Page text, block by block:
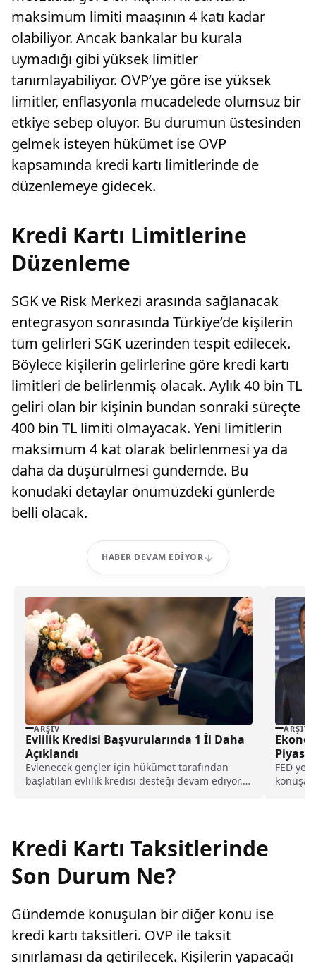
maksimum limiti maaşının 4 katı kadar
olabiliyor. Ancak bankalar bu kurala
uymadığı gibi yüksek limitler
tanımlayabiliyor. OVP’ye göre ise yüksek
limitler, enflasyonla mücadelede olumsuz bir
etkiye sebep oluyor. Bu durumun üstesinden
gelmek isteyen hükümet ise OVP
kapsamında kredi kartı limitlerinde de
düzenlemeye gidecek.
Kredi Kartı Limitlerine
Düzenleme
SGK ve Risk Merkezi arasında sağlanacak
entegrasyon sonrasında Türkiye’de kişilerin
tüm gelirleri SGK üzerinden tespit edilecek.
Böylece kişilerin gelirlerine göre kredi kartı
limitleri de belirlenmiş olacak. Aylık 40 bin TL
geliri olan bir kişinin bundan sonraki süreçte
400 bin TL limiti olmayacak. Yeni limitlerin
maksimum 4 kat olarak belirlenmesi ya da
daha da düşürülmesi gündemde. Bu
konudaki detaylar önümüzdeki günlerde
belli olacak.
HABER DEVAM EDIYOR
ARŞIV
Evlilik Kredisi Başvurularında 1 İl Daha
Açıklandı
Evlenecek gençler için hükümet tarafından
başlatılan evlilik kredisi desteği devam ediyor.
ARŞIV
Piyasa
FED
Kredi Kartı Taksitlerinde
Son Durum Ne?
Gündemde konuşulan bir diğer konu ise
kredi kartı taksitleri. OVP ile taksit
sınırlaması da getirilecek. Kişilerin yapacağı